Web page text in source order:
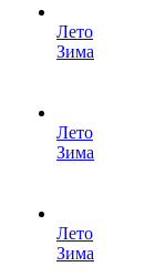
Лето
Зима
Лето
Зима
Лето
Зима